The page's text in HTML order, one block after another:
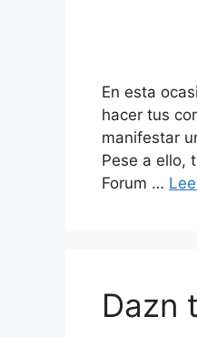
En esta
hacer tus
manifestar
Pese a ello,
Forum …
Dazn